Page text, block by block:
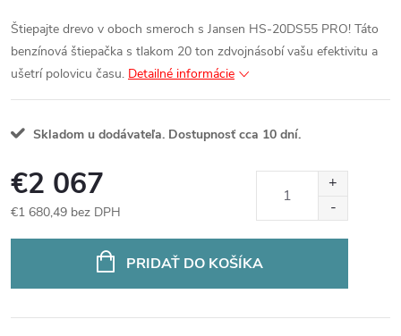
Štiepajte drevo v oboch smeroch s Jansen HS-20DS55 PRO! Táto
benzínová štiepačka s tlakom 20 ton zdvojnásobí vašu efektivitu a
ušetrí polovicu času. Detailné informácie
Skladom u dodávateľa. Dostupnosť cca 10 dní.
€2 067
€1 680,49 bez DPH
PRIDAŤ DO KOŠÍKA